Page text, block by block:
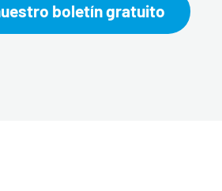
boletín gratuito